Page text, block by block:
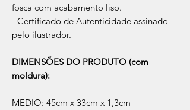
fosca com acabamento liso.
- Certificado de Autenticidade assinado
pelo ilustrador.
DIMENSÕES DO PRODUTO (com
moldura):
MEDIO: 45cm x 33cm x 1,3cm